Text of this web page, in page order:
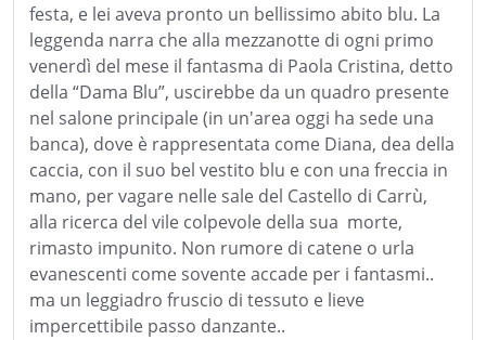
festa, e lei aveva pronto un bellissimo abito blu. La
leggenda narra che alla mezzanotte di ogni primo
venerdì del mese il fantasma di Paola Cristina, detto
della “Dama Blu”, uscirebbe da un quadro presente
nel salone principale (in un'area oggi ha sede una
banca), dove è rappresentata come Diana, dea della
caccia, con il suo bel vestito blu e con una freccia in
mano, per vagare nelle sale del Castello di Carrù,
alla ricerca del vile colpevole della sua morte,
rimasto impunito. Non rumore di catene o urla
evanescenti come sovente accade per i fantasmi..
ma un leggiadro fruscio di tessuto e lieve
impercettibile passo danzante..